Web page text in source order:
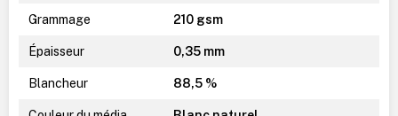
Grammage 210 gsm
Épaisseur 0,35 mm
Blancheur 88,5 %